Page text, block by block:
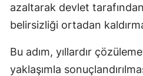
azaltarak devlet
belirsizliği ortadan
Bu adım, yıllardır
yaklaşımla